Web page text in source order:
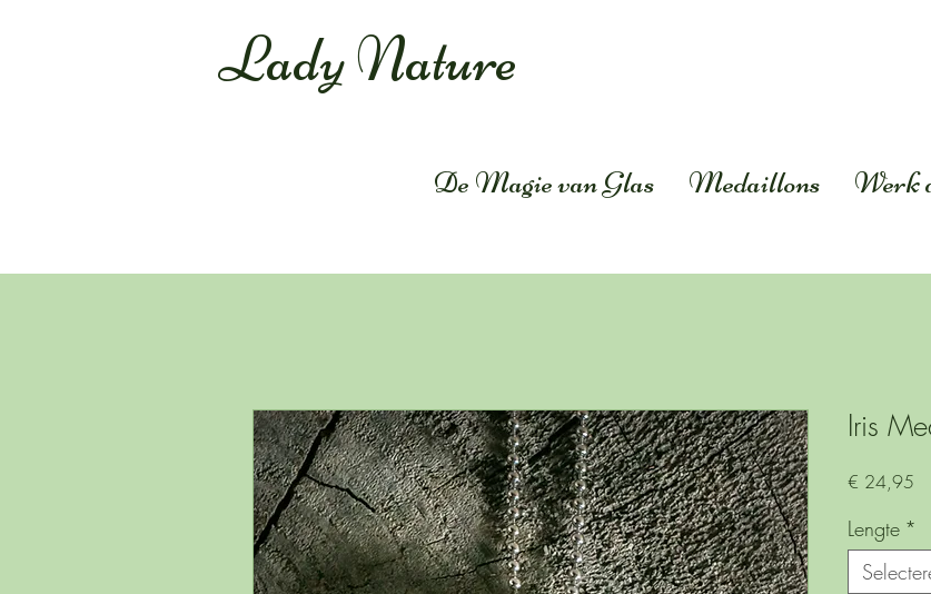
Lady Nature
De Magie van Glas Medaillons Werk
Iris
€ 24,95
Lengte *